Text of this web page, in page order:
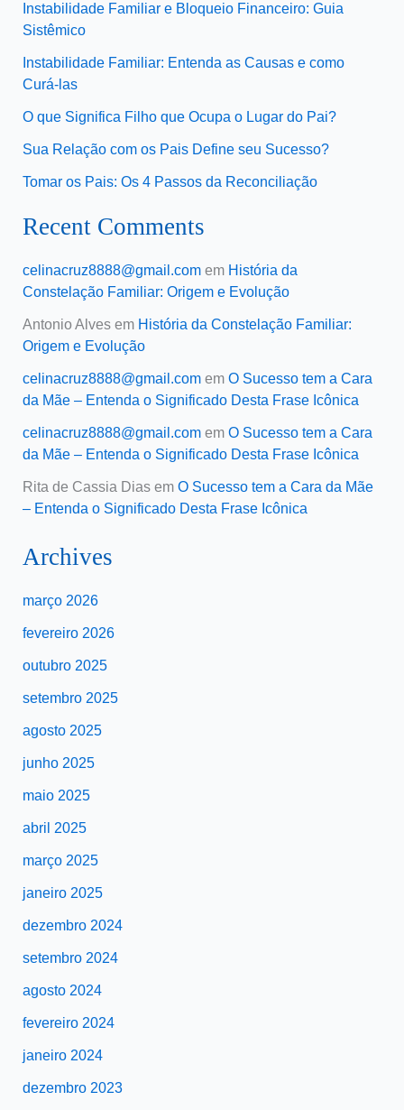
Instabilidade Familiar e Bloqueio Financeiro: Guia
Sistêmico
Instabilidade Familiar: Entenda as Causas e como
Curá-las
O que Significa Filho que Ocupa o Lugar do Pai?
Sua Relação com os Pais Define seu Sucesso?
Tomar os Pais: Os 4 Passos da Reconciliação
Recent Comments
celinacruz8888@gmail.comem História da
Constelação Familiar: Origem e Evolução
Antonio Alvesem História da Constelação Familiar:
Origem e Evolução
celinacruz8888@gmail.comem O Sucesso tem a Cara
da Mãe – Entenda o Significado Desta Frase Icônica
celinacruz8888@gmail.comem O Sucesso tem a Cara
da Mãe – Entenda o Significado Desta Frase Icônica
Rita de Cassia Diasem O Sucesso tem a Cara da Mãe
– Entenda o Significado Desta Frase Icônica
Archives
março 2026
fevereiro 2026
outubro 2025
setembro 2025
agosto 2025
junho 2025
maio 2025
abril 2025
março 2025
janeiro 2025
dezembro 2024
setembro 2024
agosto 2024
fevereiro 2024
janeiro 2024
dezembro 2023